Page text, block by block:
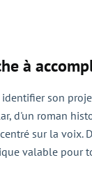
à
son
d'un roman
sur la voix.
valable pour